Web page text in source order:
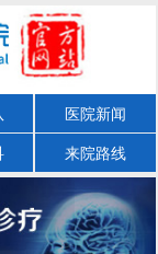
医院新闻
来院路线